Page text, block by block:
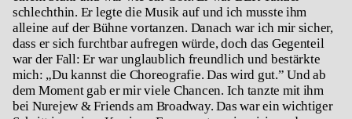
schlechthin. Er legte die Musik auf und ich musste ihm
alleine auf der Bühne vortanzen. Danach war ich mir sicher,
dass er sich furchtbar aufregen würde, doch das Gegenteil
war der Fall: Er war unglaublich freundlich und bestärkte
mich: „Du kannst die Choreografie. Das wird gut.” Und ab
dem Moment gab er mir viele Chancen. Ich tanzte mit ihm
bei Nurejew & Friends am Broadway. Das war ein wichtiger